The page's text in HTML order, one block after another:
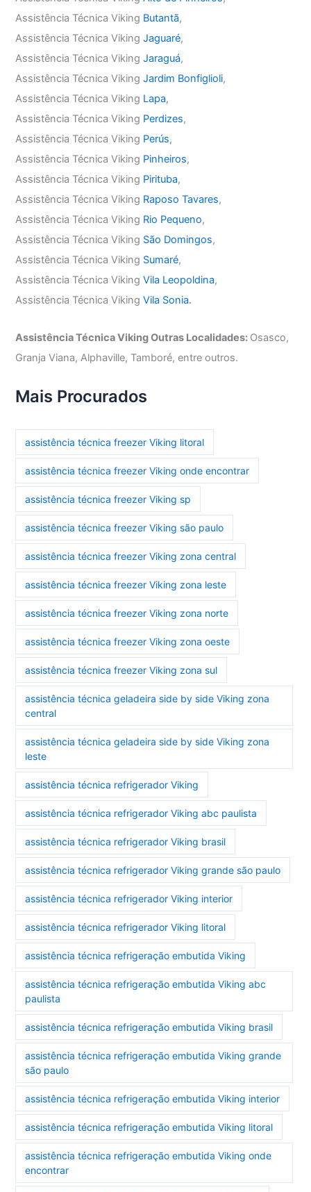
Assistência Técnica Viking Butantã,
Assistência Técnica VikingJaguaré,
Assistência Técnica VikingJaraguá,
Assistência Técnica VikingJardim Bonfiglioli,
Assistência Técnica Viking Lapa,
Assistência Técnica Viking Perdizes,
Assistência Técnica Viking Perús,
Assistência Técnica Viking Pinheiros,
Assistência Técnica Viking Pirituba,
Assistência Técnica Viking Raposo Tavares,
Assistência Técnica Viking Rio Pequeno,
Assistência Técnica Viking São Domingos,
Assistência Técnica Viking Sumaré,
Assistência Técnica VikingVila Leopoldina,
Assistência Técnica VikingVila Sonia.
Assistência Técnica Viking Outras Localidades: Osasco,
Granja Viana, Alphaville, Tamboré, entre outros.
Mais Procurados
assistência técnica freezer Viking litoral
assistência técnica freezer Viking onde encontrar
assistência técnica freezer Viking sp
assistência técnica freezer Viking são paulo
assistência técnica freezer Viking zona central
assistência técnica freezer Viking zona leste
assistência técnica freezer Viking zona norte
assistência técnica freezer Viking zona oeste
assistência técnica freezer Viking zona sul
assistência técnica geladeira side by side Viking zona
central
assistência técnica geladeira side by side Viking zona
leste
assistência técnica refrigerador Viking
assistência técnica refrigerador Viking abc paulista
assistência técnica refrigerador Viking brasil
assistência técnica refrigerador Viking grande são paulo
assistência técnica refrigerador Viking interior
assistência técnica refrigerador Viking litoral
assistência técnica refrigeração embutida Viking
assistência técnica refrigeração embutida Viking abc
paulista
assistência técnica refrigeração embutida Viking brasil
assistência técnica refrigeração embutida Viking grande
são paulo
assistência técnica refrigeração embutida Viking interior
assistência técnica refrigeração embutida Viking litoral
assistência técnica refrigeração embutida Viking onde
encontrar